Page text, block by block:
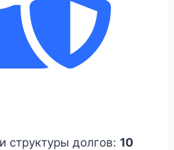
структуры долгов: 10